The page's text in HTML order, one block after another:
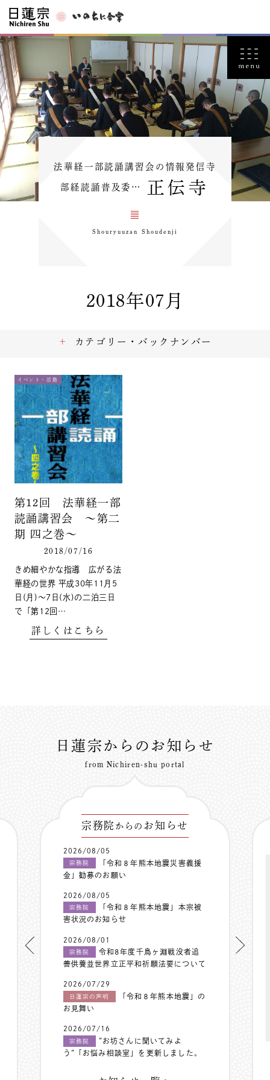
法華経一部読誦講習会の情報発信寺
部経読誦普及委… 正伝寺
Shouryuuzan Shoudenji
2018年07月
イベント・活動
第12回 法華経一部
読誦講習会 ～第二
期 四之巻～
2018/07/16
きめ細やかな指導 広がる法
華経の世界 平成30年11月5
日(月)～7日(水)の二泊三日
で「第12回…
詳しくはこちら
カテゴリー・バックナンバー
日蓮宗からのお知らせ
from Nichiren-shu portal
宗務院 からの お知らせ
2026/08/05
宗務院
「令和８年熊本地震災害義援
金」勧募のお願い
2026/08/05
宗務院
「令和８年熊本地震」本宗被
害状況のお知らせ
2026/08/01
宗務院
令和8年度千鳥ヶ淵戦没者追
善供養並世界立正平和祈願法要について
2026/07/29
日蓮宗の声明
「令和８年熊本地震」の
お見舞い
2026/07/16
宗務院
”お坊さんに聞いてみよ
う”「お悩み相談室」を更新しました。